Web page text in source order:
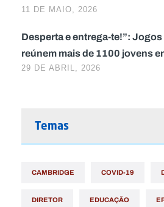
11 DE MAIO, 2026
Desperta e entrega-te!”:
reúnem mais de 1100 jovens
29 DE ABRIL, 2026
Temas
CAMBRIDGE COVID-19
DIRETOR EDUCAÇÃO